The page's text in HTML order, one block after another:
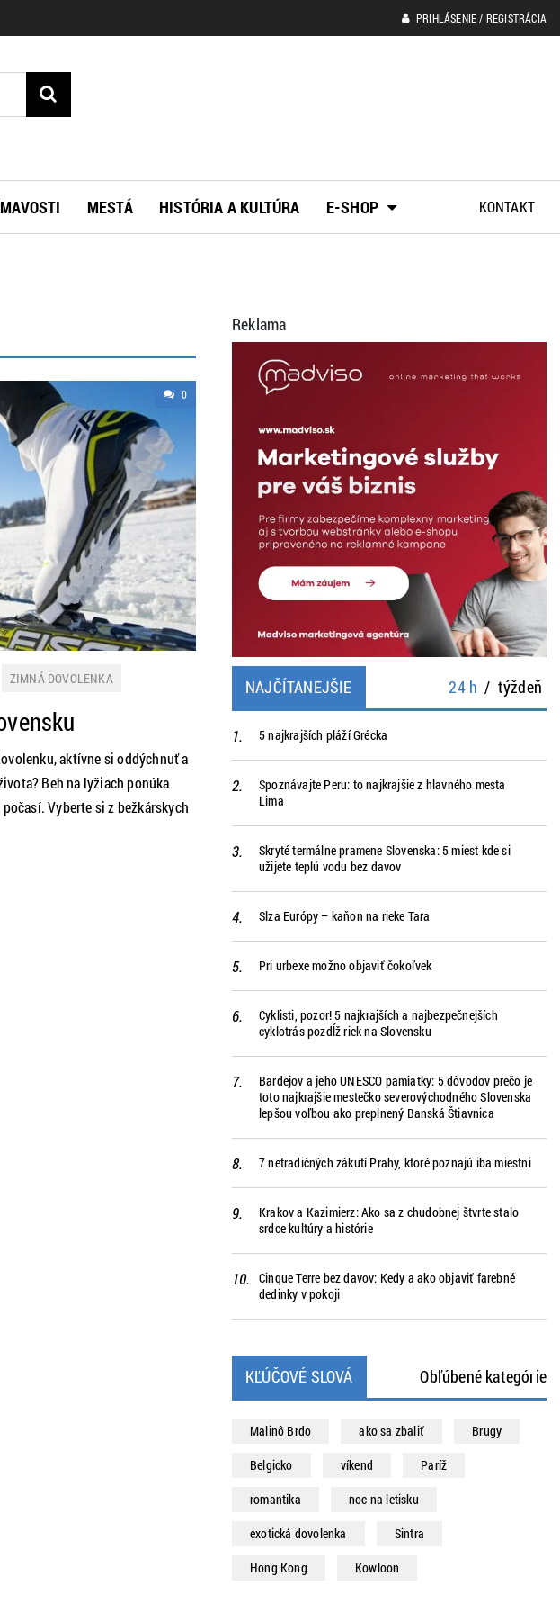
PRIHLÁSENIE / REGISTRÁCIA
MESTÁ HISTÓRIA A KULTÚRA E-SHOP KONTAKT
0
ZIMNÁ DOVOLENKA
aktívne si oddýchnuť a
Beh na lyžiach ponúka
Vyberte si z bežkárskych
Reklama
NAJČÍTANEJŠIE 24 h / týždeň
5 najkrajších pláží Grécka
Spoznávajte Peru: to najkrajšie z hlavného mesta
Lima
Skryté termálne pramene Slovenska: 5 miest kde si
užijete teplú vodu bez davov
Slza Európy – kaňon na rieke Tara
Pri urbexe možno objaviť čokoľvek
Cyklisti, pozor! 5 najkrajších a najbezpečnejších
cyklotrás pozdĺž riek na Slovensku
Bardejov a jeho UNESCO pamiatky: 5 dôvodov prečo je
toto najkrajšie mestečko severovýchodného Slovenska
lepšou voľbou ako preplnený Banská Štiavnica
7 netradičných zákutí Prahy, ktoré poznajú iba miestni
Krakov a Kazimierz: Ako sa z chudobnej štvrte stalo
srdce kultúry a histórie
Cinque Terre bez davov: Kedy a ako objaviť farebné
dedinky v pokoji
KĽÚČOVÉ SLOVÁ Obľúbené kategórie
Malinô Brdo ako sa zbaliť
Brugy
Belgicko
víkend
Paríž
romantika
noc na letisku
exotická dovolenka
Sintra
Hong Kong
Kowloon